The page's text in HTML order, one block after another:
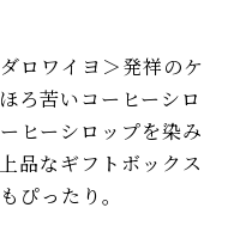
ロワイヨ＞発祥のケ
ろ苦いコーヒーシロ
ヒーシロップを染み
品なギフトボックス
ぴったり。